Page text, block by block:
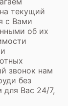
текущий
с Вами
об их
звонок нам
без
Вас 24/7,